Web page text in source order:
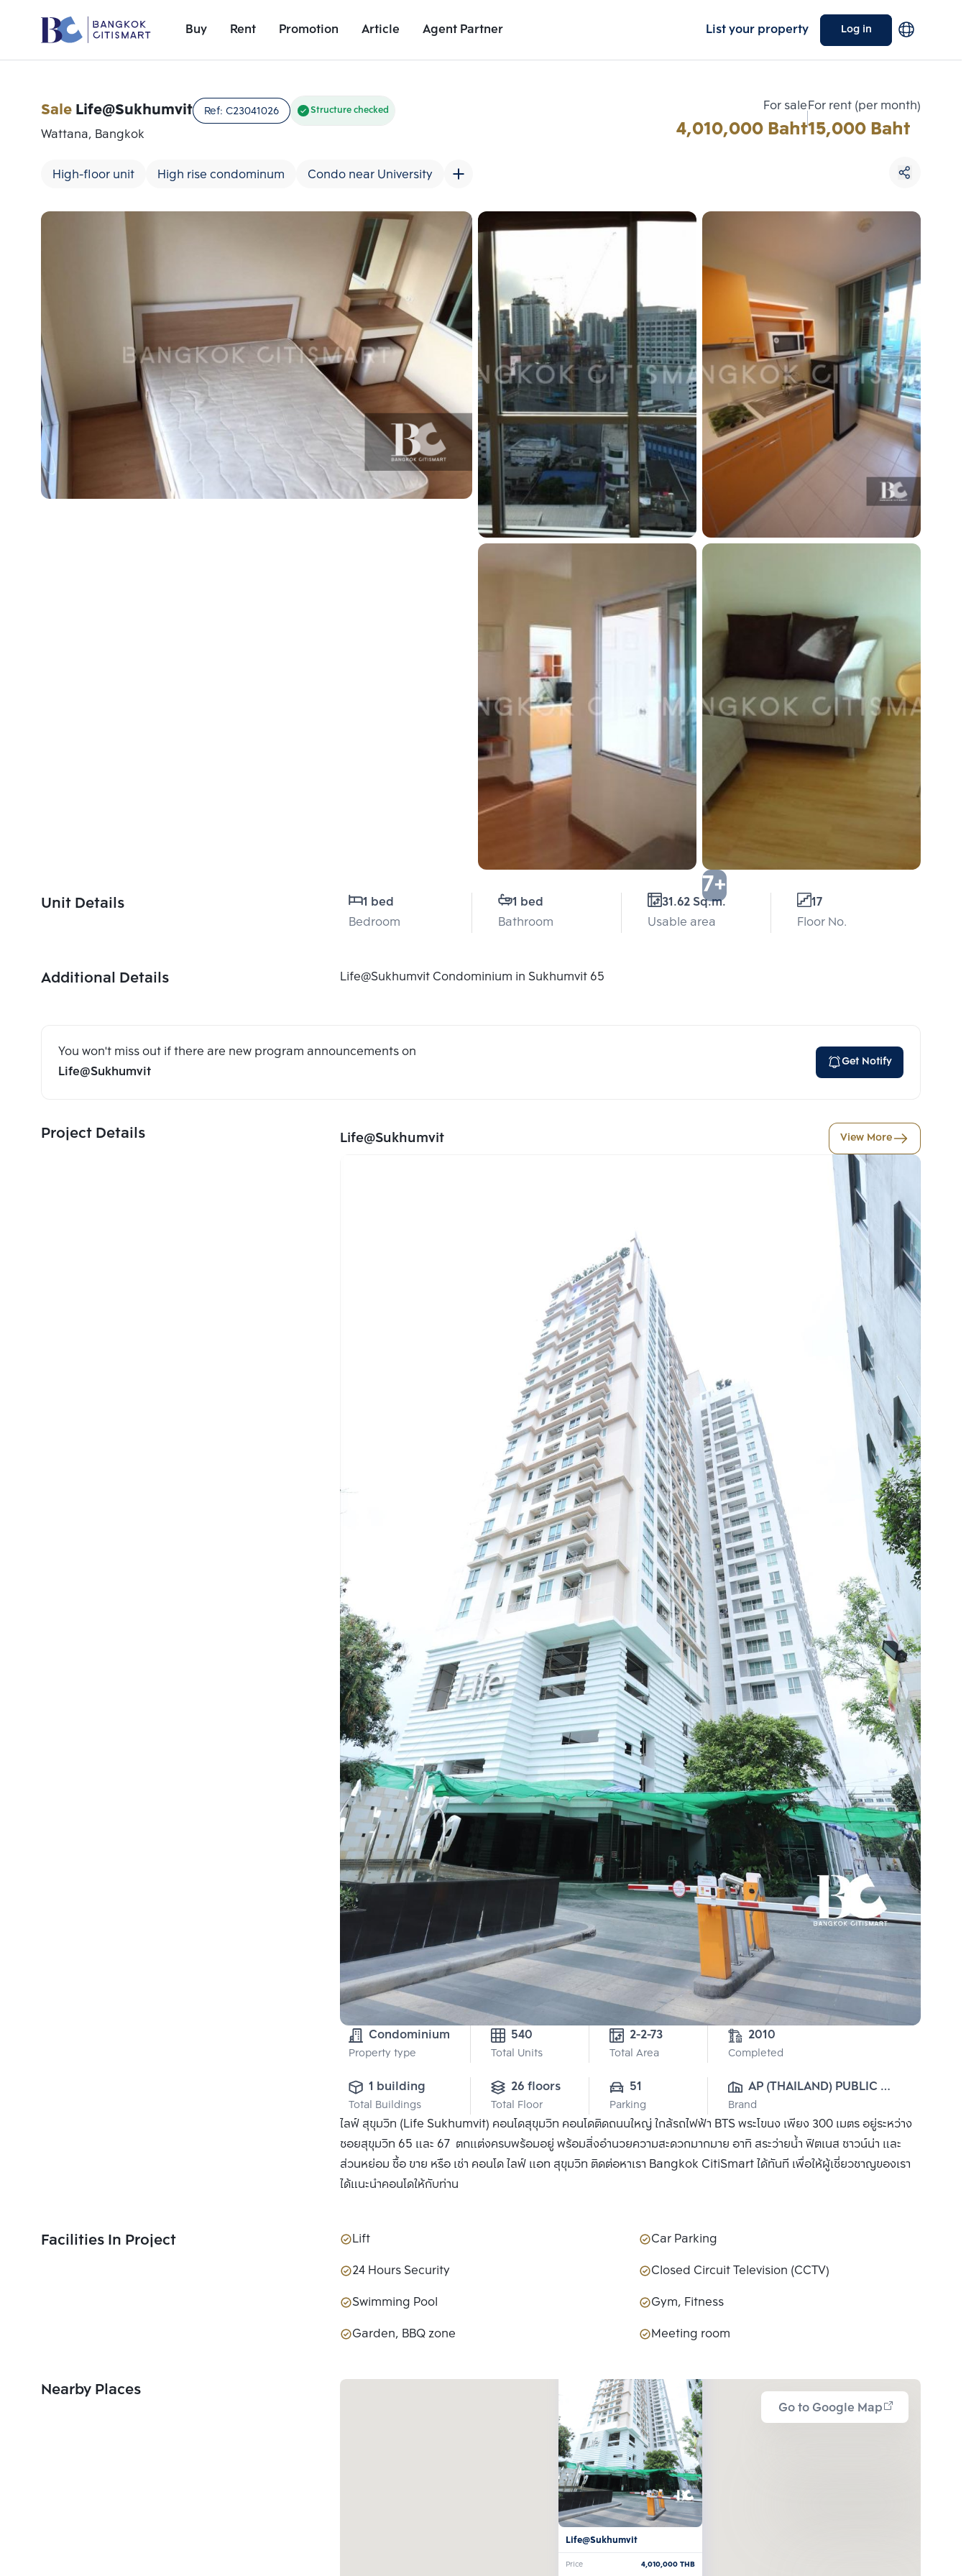
Buy Rent Promotion Article Agent Partner List your property Log in
Unit Details
SaleLife@Sukhumvit Ref: C23041026 Structure checked
Wattana, Bangkok
High-floor unit High rise condominum Condo near University
For sale
4,010,000 Baht
For rent (per month)
15,000 Baht
7+
Unit Details
1 bed
Bedroom
1 bed
Bathroom
31.62 Sq.m.
Usable area
17
Floor No.
Additional Details Life@Sukhumvit Condominium in Sukhumvit 65
You won't miss out if there are new program announcements on
Life@Sukhumvit
Get Notify
Project Details Life@Sukhumvit View More
Condominium
Property type
540
Total Units
2-2-73
Total Area
2010
Completed
1 building
Total Buildings
26 floors
Total Floor
51
Parking
AP (THAILAND) PUBLIC
CO., LTD.
Brand
ไลฟ์ สุขุมวิท (Life Sukhumvit) คอนโดสุขุมวิท คอนโดติดถนนใหญ่ ใกล้รถไฟฟ้า BTS พระโขนง เพียง 300 เมตร อยู่ระหว่าง
ซอยสุขุมวิท 65 และ 67 ตกแต่งครบพร้อมอยู่ พร้อมสิ่งอำนวยความสะดวกมากมาย อาทิ สระว่ายน้ำ ฟิตเนส ซาวน์น่า และ
ส่วนหย่อม ซื้อ ขาย หรือ เช่า คอนโด ไลฟ์ แอท สุขุมวิท ติดต่อหาเรา Bangkok CitiSmart ได้ทันที เพื่อให้ผู้เชี่ยวชาญของเรา
ได้แนะนำคอนโดให้กับท่าน
Facilities In Project Lift
Car Parking
24 Hours Security
Closed Circuit Television (CCTV)
Swimming Pool
Gym, Fitness
Garden, BBQ zone
Meeting room
Nearby Places
Go to Google Map
Life@Sukhumvit
Price 4,010,000THB
Add comparative units
Add comparative units
Number 2
Choose comparative unit